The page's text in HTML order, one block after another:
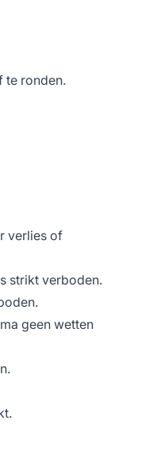
te ronden.
verlies of
strikt verboden.
geen wetten